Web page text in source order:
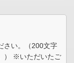
さい。（200文字
） ※いただいたご